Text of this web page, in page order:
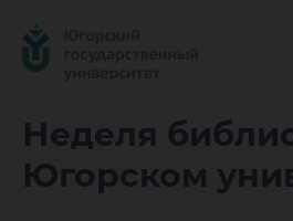
Неделя
Югорском